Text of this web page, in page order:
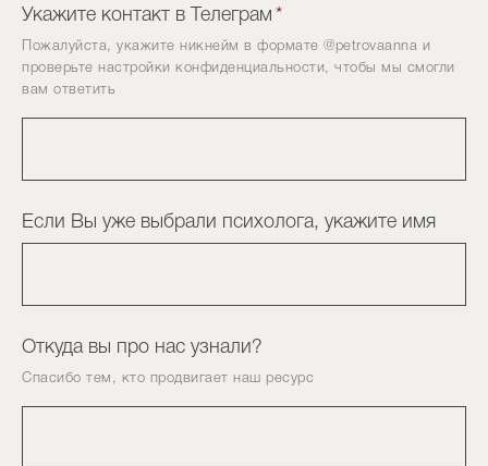
Укажите контакт в Телеграм *
Пожалуйста, укажите никнейм в формате @petrovaanna и
проверьте настройки конфиденциальности, чтобы мы смогли
вам ответить
Если Вы уже выбрали психолога, укажите имя
Откуда вы про нас узнали?
Спасибо тем, кто продвигает наш ресурс